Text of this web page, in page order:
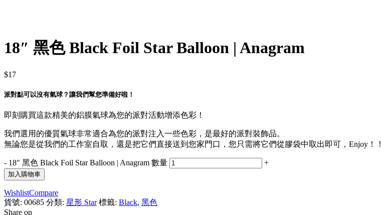
18″ 黑色 Black Foil Star Balloon | Anagram
$17
派對點可以沒有氣球？讓我們幫您準備好啦！
即刻購買這款精美的鋁膜氣球為您的派對活動增添色彩！
我們選用的優質氣球非常適合為您的派對注入一些色彩，是最好的派對裝飾品。
無論您是從我們的工作室自取，還是把它們直接送到您家門口，您只需將它們從膠袋中取出即可，Enjoy！！
- 18" 黑色 Black Foil Star Balloon | Anagram 數量 +
加入購物車
WishlistCompare
貨號: 00685 分類: 星形 Star 標籤: Black, 黑色
Share on